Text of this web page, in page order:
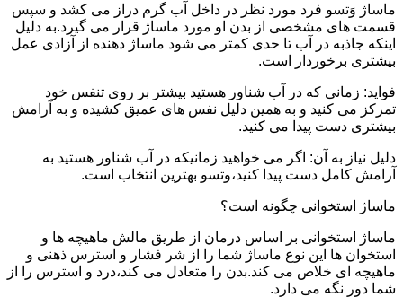
ماساژ وَتسو فرد مورد نظر در داخل آب گرم دراز می کشد و سپس
قسمت های مشخصی از بدن او مورد ماساژ قرار می گیرد.به دلیل
اینکه جاذبه در آب تا حدی کمتر می شود ماساژ دهنده از آزادی عمل
بیشتری برخوردار است.
فواید: زمانی که در آب شناور هستید بیشتر بر روی تنفس خود
تمرکز می کنید و به همین دلیل نفس های عمیق کشیده و به آرامش
بیشتری دست پیدا می کنید.
دلیل نیاز به آن: اگر می خواهید زمانیکه در آب شناور هستید به
آرامش کامل دست پیدا کنید،وتسو بهترین انتخاب است.
ماساژ استخوانی چگونه است؟
ماساژ استخوانی بر اساس درمان از طریق مالش ماهیچه ها و
استخوان ها این نوع ماساژ شما را از شر فشار و استرس ذهنی و
ماهیچه ای خلاص می کند.بدن را متعادل می کند،درد و استرس را از
شما دور نگه می دارد.